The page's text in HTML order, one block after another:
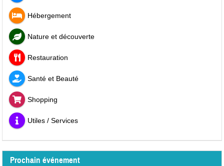
Hébergement
Nature et découverte
Restauration
Santé et Beauté
Shopping
Utiles / Services
Prochain événement